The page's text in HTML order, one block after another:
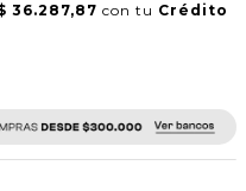
36.287,87 con tu Crédito